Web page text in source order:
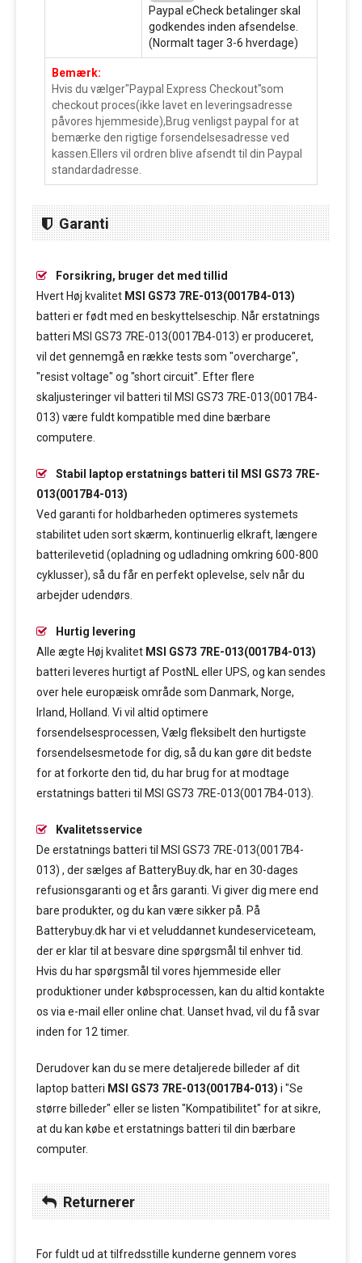
Paypal eCheck betalinger skal
godkendes inden afsendelse.
(Normalt tager 3-6 hverdage)
Bemærk:
Hvis du vælger"Paypal Express Checkout"som
checkout proces(ikke lavet en leveringsadresse
påvores hjemmeside),Brug venligst paypal for at
bemærke den rigtige forsendelsesadresse ved
kassen.Ellers vil ordren blive afsendt til din Paypal
standardadresse.
Garanti
Forsikring, bruger det med tillid
Hvert Høj kvalitet MSI GS73 7RE-013(0017B4-013)
batteri er født med en beskyttelseschip. Når erstatnings
batteri MSI GS73 7RE-013(0017B4-013) er produceret,
vil det gennemgå en række tests som "overcharge",
"resist voltage" og "short circuit". Efter flere
skaljusteringer vil batteri til MSI GS73 7RE-013(0017B4-
013) være fuldt kompatible med dine bærbare
computere.
Stabil laptop erstatnings batteri til MSI GS73 7RE-
013(0017B4-013)
Ved garanti for holdbarheden optimeres systemets
stabilitet uden sort skærm, kontinuerlig elkraft, længere
batterilevetid (opladning og udladning omkring 600-800
cyklusser), så du får en perfekt oplevelse, selv når du
arbejder udendørs.
Hurtig levering
Alle ægte Høj kvalitet MSI GS73 7RE-013(0017B4-013)
batteri leveres hurtigt af PostNL eller UPS, og kan sendes
over hele europæisk område som Danmark, Norge,
Irland, Holland. Vi vil altid optimere
forsendelsesprocessen, Vælg fleksibelt den hurtigste
forsendelsesmetode for dig, så du kan gøre dit bedste
for at forkorte den tid, du har brug for at modtage
erstatnings batteri til MSI GS73 7RE-013(0017B4-013).
Kvalitetsservice
De erstatnings batteri til MSI GS73 7RE-013(0017B4-
013) , der sælges af BatteryBuy.dk, har en 30-dages
refusionsgaranti og et års garanti. Vi giver dig mere end
bare produkter, og du kan være sikker på. På
Batterybuy.dk har vi et veluddannet kundeserviceteam,
der er klar til at besvare dine spørgsmål til enhver tid.
Hvis du har spørgsmål til vores hjemmeside eller
produktioner under købsprocessen, kan du altid kontakte
os via e-mail eller online chat. Uanset hvad, vil du få svar
inden for 12 timer.
Derudover kan du se mere detaljerede billeder af dit
laptop batteri MSI GS73 7RE-013(0017B4-013) i "Se
større billeder" eller se listen "Kompatibilitet" for at sikre,
at du kan købe et erstatnings batteri til din bærbare
computer.
Returnerer
For fuldt ud at tilfredsstille kunderne gennem vores